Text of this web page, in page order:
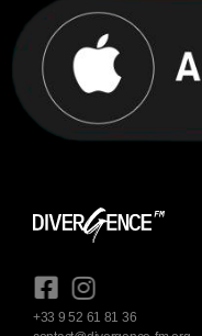
+33 9 52 61 81 36